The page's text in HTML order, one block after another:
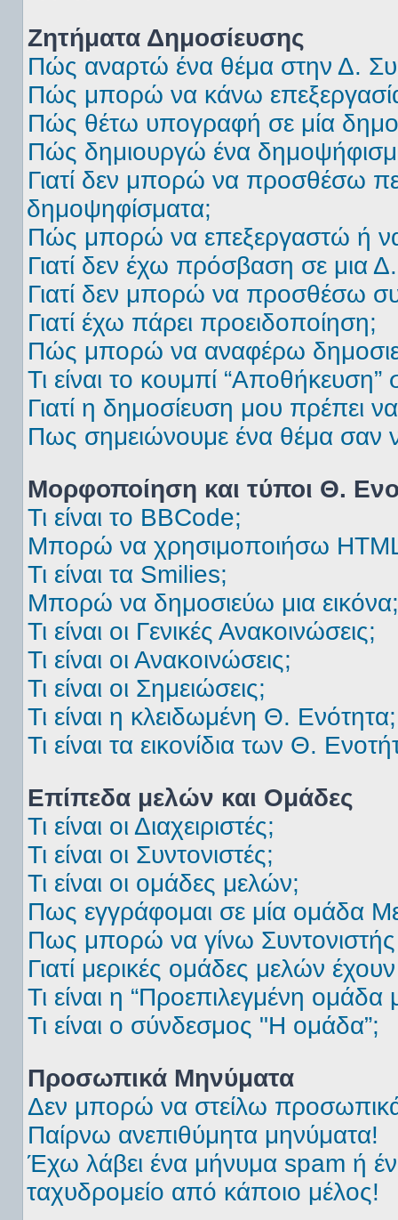
Ζητήματα Δημοσίευσης
Πώς αναρτώ ένα θέμα στην Δ.
Πώς μπορώ να κάνω
Πώς θέτω υπογραφή σε μία
Πώς δημιουργώ ένα
Γιατί δεν μπορώ να προσθέσω
δημοψηφίσματα;
Πώς μπορώ να επεξεργαστώ ή
Γιατί δεν έχω πρόσβαση σε μια
Γιατί δεν μπορώ να προσθέσω
Γιατί έχω πάρει προειδοποίηση;
Πώς μπορώ να αναφέρω
Τι είναι το κουμπί
Γιατί η δημοσίευση μου πρέπει να
Πως σημειώνουμε ένα θέμα σαν
Μορφοποίηση και τύποι Θ.
Τι είναι το BBCode;
Μπορώ να χρησιμοποιήσω
Τι είναι τα Smilies;
Μπορώ να δημοσιεύω μια εικόνα;
Τι είναι οι Γενικές Ανακοινώσεις;
Τι είναι οι Ανακοινώσεις;
Τι είναι οι Σημειώσεις;
Τι είναι η κλειδωμένη Θ. Ενότητα;
Τι είναι τα εικονίδια των Θ.
Επίπεδα μελών και Ομάδες
Τι είναι οι Διαχειριστές;
Τι είναι οι Συντονιστές;
Τι είναι οι ομάδες μελών;
Πως εγγράφομαι σε μία ομάδα
Πως μπορώ να γίνω
Γιατί μερικές ομάδες μελών
Τι είναι η “Προεπιλεγμένη ομάδα
Τι είναι ο σύνδεσμος "Η ομάδα”;
Προσωπικά Μηνύματα
Δεν μπορώ να στείλω
Παίρνω ανεπιθύμητα μηνύματα!
Έχω λάβει ένα μήνυμα spam ή
ταχυδρομείο από κάποιο μέλος!